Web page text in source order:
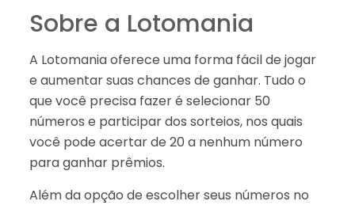
Sobre a Lotomania
A Lotomania oferece uma forma fácil de jogar
e aumentar suas chances de ganhar. Tudo o
que você precisa fazer é selecionar 50
números e participar dos sorteios, nos quais
você pode acertar de 20 a nenhum número
para ganhar prêmios.
Além da opção de escolher seus números no